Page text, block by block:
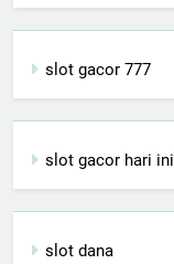
slot gacor 777
slot gacor hari ini
slot dana